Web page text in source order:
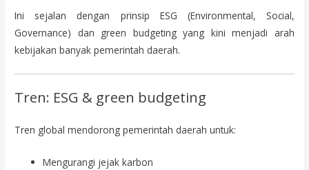
Ini sejalan dengan prinsip ESG (Environmental, Social,
Governance) dan green budgeting yang kini menjadi arah
kebijakan banyak pemerintah daerah.
Tren: ESG & green budgeting
Tren global mendorong pemerintah daerah untuk:
Mengurangi jejak karbon